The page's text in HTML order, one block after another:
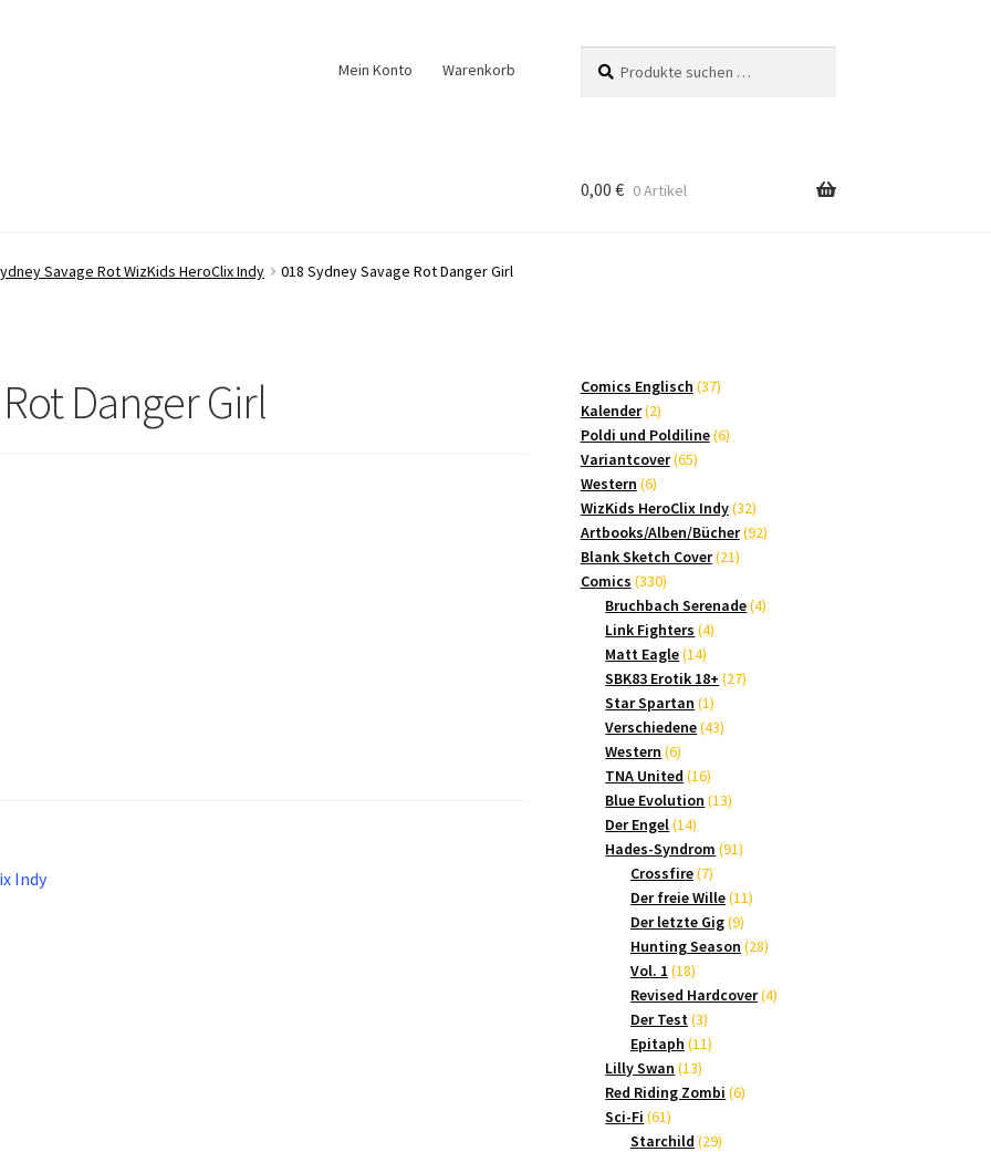
Mein Konto Warenkorb
nach:
0,00 € 0 Artikel
Savage Rot WizKids HeroClix Indy 018 Sydney Savage Rot Danger Girl
Danger Girl
Indy
Comics Englisch 3737
Kalender 22
Produkte
Poldi und Poldiline 66
Variantcover 6565
Western 66
Produkte
WizKids HeroClix Indy 3232
Produkte
Artbooks/Alben/Bücher 9292
Blank Sketch Cover 2121
Comics 330330
Produkte
Bruchbach Serenade 44
Link Fighters 44
Matt Eagle 1414
Produkte
SBK83 Erotik 18+ 2727
Star Spartan 11
Produkt
Verschiedene 4343
Western 66
Produkte
TNA United 1616
Produkte
Blue Evolution 1313
Der Engel 1414
Produkte
Hades-Syndrom 9191
Crossfire 77
Produkte
Der freie Wille 1111
Der letzte Gig 99
Produkte
Hunting Season 2828
Vol. 1 1818
Produkte
Revised Hardcover 44
Der Test 33
Produkte
Epitaph 1111
Lilly Swan 1313
Produkte
Red Riding Zombi 66
Sci-Fi 6161
Produkte
Starchild 2929